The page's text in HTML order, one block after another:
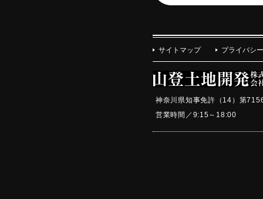
サイトマップ プライバシ
神奈川県知事免許（14）第
営業時間／9:15～18:00 定